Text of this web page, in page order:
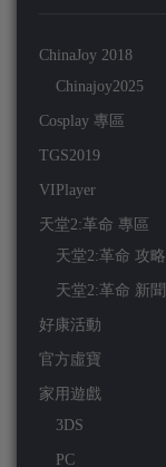
ChinaJoy 2018
Chinajoy2025
Cosplay 專區
TGS2019
VIPlayer
天堂2:革命 專區
天堂2:革命 攻略
天堂2:革命 新聞
好康活動
官方虛寶
家用遊戲
3DS
PC